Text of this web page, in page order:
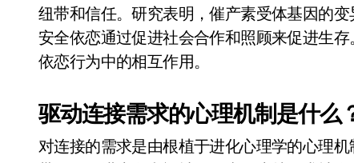
纽带和信任。研究表明，催产素受体基因的
安全依恋通过促进社会合作和照顾来促进生
依恋行为中的相互作用。
驱动连接需求的心理机制是什么
对连接的需求是由根植于进化心理学的心理